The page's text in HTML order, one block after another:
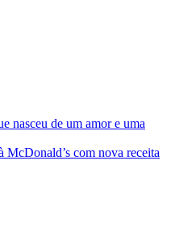
nasceu de um amor e uma
McDonald’s com nova receita